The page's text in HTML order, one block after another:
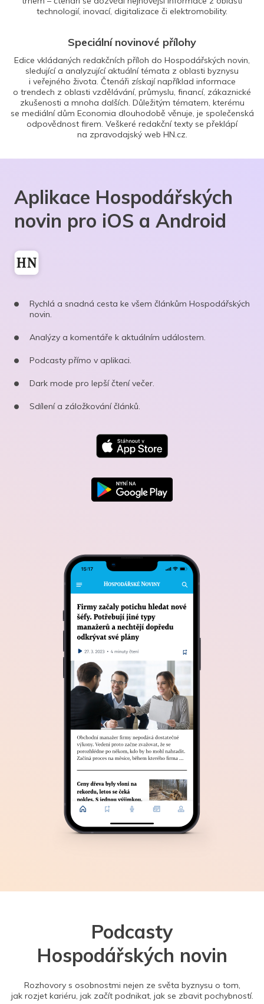
technologií, inovací, digitalizace či elektromobility.
Speciální novinové přílohy
Edice vkládaných redakčních příloh do Hospodářských novin,
sledující a analyzující aktuální témata z oblasti byznysu
i veřejného života. Čtenáři získají například informace
o trendech z oblasti vzdělávání, průmyslu, financí, zákaznické
zkušenosti a mnoha dalších. Důležitým tématem, kterému
se mediální dům Economia dlouhodobě věnuje, je společenská
odpovědnost firem. Veškeré redakční texty se překlápí
na zpravodajský web HN.cz.
Aplikace Hospodářských
novin pro iOS a Android
Rychlá a snadná cesta ke všem článkům Hospodářských
novin.
Analýzy a komentáře k aktuálním událostem.
Podcasty přímo v aplikaci.
Dark mode pro lepší čtení večer.
Sdílení a záložkování článků.
Podcasty
Hospodářských novin
Rozhovory s osobnostmi nejen ze světa byznysu o tom,
jak rozjet kariéru, jak začít podnikat, jak se zbavit pochybností.